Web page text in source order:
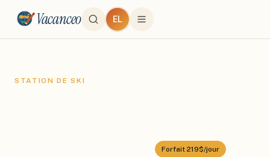
Vacanceo EL
STATION DE SKI
Forfait 219$/jour